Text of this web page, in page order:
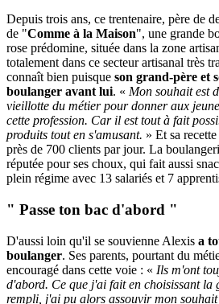
Depuis trois ans, ce trentenaire, père de
de "Comme à la Maison", une grande
rose prédomine, située dans la zone
totalement dans ce secteur artisanal très
connaît bien puisque son grand-père et
boulanger avant lui. « Mon souhait est
vieillotte du métier pour donner aux
cette profession. Car il est tout à fait
produits tout en s'amusant. » Et sa
près de 700 clients par jour. La
réputée pour ses choux, qui fait aussi
plein régime avec 13 salariés et 7
" Passe ton bac d'abord "
D'aussi loin qu'il se souvienne Alexis a
boulanger. Ses parents, pourtant du
encouragé dans cette voie : « Ils m'ont
d'abord. Ce que j'ai fait en choisissant la
rempli, j'ai pu alors assouvir mon